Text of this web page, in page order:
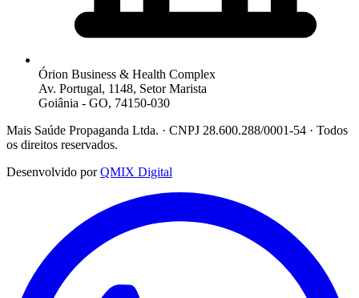
Órion Business & Health Complex
Av. Portugal, 1148, Setor Marista
Goiânia - GO, 74150-030
Mais Saúde Propaganda Ltda. · CNPJ 28.600.288/0001-54 · Todos
os direitos reservados.
Desenvolvido por QMIX Digital